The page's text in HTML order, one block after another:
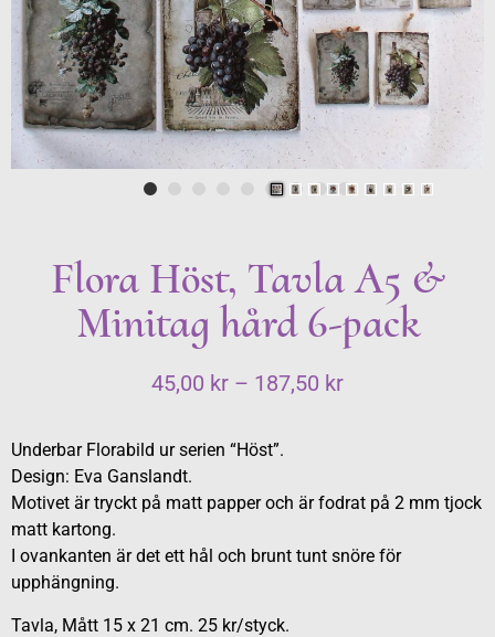
Flora Höst, Tavla A5 &
Minitag hård 6-pack
45,00 kr – 187,50 kr
Underbar Florabild ur serien “Höst”.
Design: Eva Ganslandt.
Motivet är tryckt på matt papper och är fodrat på 2 mm tjock
matt kartong.
I ovankanten är det ett hål och brunt tunt snöre för
upphängning.
Tavla, Mått 15 x 21 cm. 25 kr/styck.